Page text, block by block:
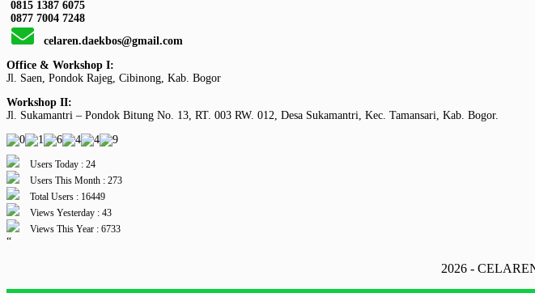
0815 1387 6075
0877 7004 7248
celaren.daekbos@gmail.com
Office & Workshop I:
Jl. Saen, Pondok Rajeg, Cibinong, Kab. Bogor
Workshop II:
Jl. Sukamantri – Pondok Bitung No. 13, RT. 003 RW. 012, Desa Sukamantri, Kec. Tamansari, Kab. Bogor.
Users Today : 24
Users This Month : 273
Total Users : 16449
Views Yesterday : 43
Views This Year : 6733
“
2026 -